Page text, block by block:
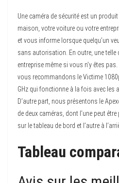
Une caméra de sécurité est un
maison, votre voiture ou votre
et vous informe lorsque quelqu’un
sans autorisation. En outre, une telle
entreprise même si vous n’y êtes
vous recommandons le Victime
GHz qui fonctionne à la fois avec les
D’autre part, nous présentons le
de deux caméras, dont l’une peut
sur le tableau de bord et l’autre à
Tableau